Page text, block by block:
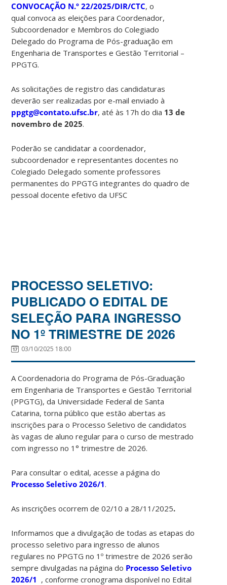
CONVOCAÇÃO N.º 22/2025/DIR/CTC, o
qual convoca as eleições para Coordenador,
Subcoordenador e Membros do Colegiado
Delegado do Programa de Pós-graduação em
Engenharia de Transportes e Gestão Territorial –
PPGTG.
As solicitações de registro das candidaturas
deverão ser realizadas por e-mail enviado à
ppgtg@contato.ufsc.br, até às 17h do dia 13 de
novembro de 2025.
Poderão se candidatar a coordenador,
subcoordenador e representantes docentes no
Colegiado Delegado somente professores
permanentes do PPGTG integrantes do quadro de
pessoal docente efetivo da UFSC
PROCESSO SELETIVO:
PUBLICADO O EDITAL DE
SELEÇÃO PARA INGRESSO
NO 1º TRIMESTRE DE 2026
03/10/2025 18:00
A Coordenadoria do Programa de Pós-Graduação
em Engenharia de Transportes e Gestão Territorial
(PPGTG), da Universidade Federal de Santa
Catarina, torna público que estão abertas as
inscrições para o Processo Seletivo de candidatos
às vagas de aluno regular para o curso de mestrado
com ingresso no 1° trimestre de 2026.
Para consultar o edital, acesse a página do
Processo Seletivo 2026/1.
As inscrições ocorrem de 02/10 a 28/11/2025.
Informamos que a divulgação de todas as etapas do
processo seletivo para ingresso de alunos
regulares no PPGTG no 1º trimestre de 2026 serão
sempre divulgadas na página do Processo Seletivo
2026/1 , conforme cronograma disponível no Edital